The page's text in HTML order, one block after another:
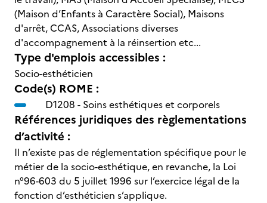
(Maison d’Enfants à Caractère Social), Maisons
d'arrêt, CCAS, Associations diverses
d'accompagnement à la réinsertion etc...
Type d'emplois accessibles :
Socio-esthéticien
Code(s) ROME :
D1208 - Soins esthétiques et corporels
Références juridiques des règlementations
d’activité :
Il n’existe pas de réglementation spécifique pour le
métier de la socio-esthétique, en revanche, la Loi
n°96-603 du 5 juillet 1996 sur l’exercice légal de la
fonction d’esthéticien s’applique.